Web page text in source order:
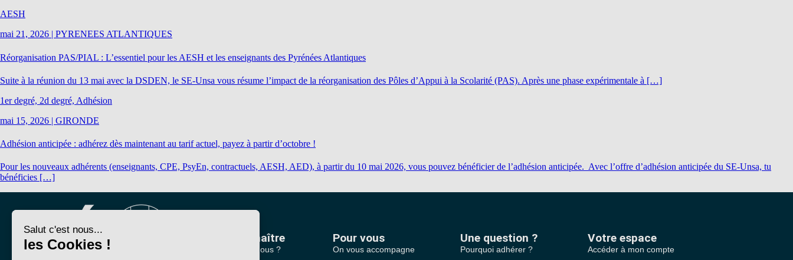
AESH
mai 21, 2026 | PYRENEES ATLANTIQUES
Réorganisation PAS/PIAL : L’essentiel pour les AESH et les enseignants des Pyrénées Atlantiques
Suite à la réunion du 13 mai avec la DSDEN, le SE-Unsa vous résume l’impact de la réorganisation des Pôles d’Appui à la Scolarité (PAS). Après une phase expérimentale à […]
1er degré, 2d degré, Adhésion
mai 15, 2026 | GIRONDE
Adhésion anticipée : adhérez dès maintenant au tarif actuel, payez à partir d’octobre !
Pour les nouveaux adhérents (enseignants, CPE, PsyEn, contractuels, AESH, AED), à partir du 10 mai 2026, vous pouvez bénéficier de l’adhésion anticipée. Avec l’offre d’adhésion anticipée du SE-Unsa, tu
bénéficies […]
Nous connaître
Qui sommes-nous ?
Pour vous
On vous accompagne
Une question ?
Pourquoi adhérer ?
Votre espace
Accéder à mon compte